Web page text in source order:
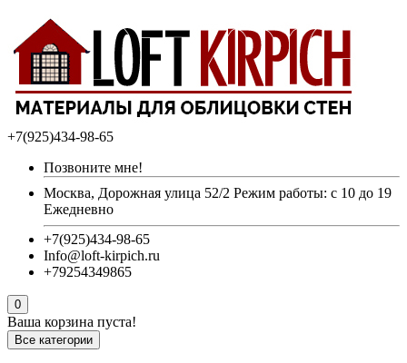
+7(925)434-98-65
Позвоните мне!
Москва, Дорожная улица 52/2 Режим работы: с 10 до 19
Ежедневно
+7(925)434-98-65
Info@loft-kirpich.ru
+79254349865
0
Ваша корзина пуста!
Все категории